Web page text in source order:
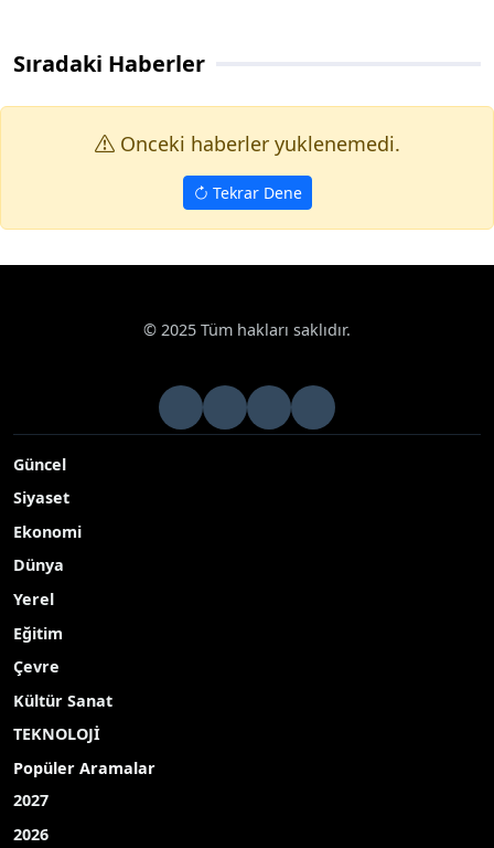
Sıradaki Haberler
Onceki haberler yuklenemedi.
Tekrar Dene
© 2025 Tüm hakları saklıdır.
Güncel
Siyaset
Ekonomi
Dünya
Yerel
Eğitim
Çevre
Kültür Sanat
TEKNOLOJİ
Popüler Aramalar
2027
2026